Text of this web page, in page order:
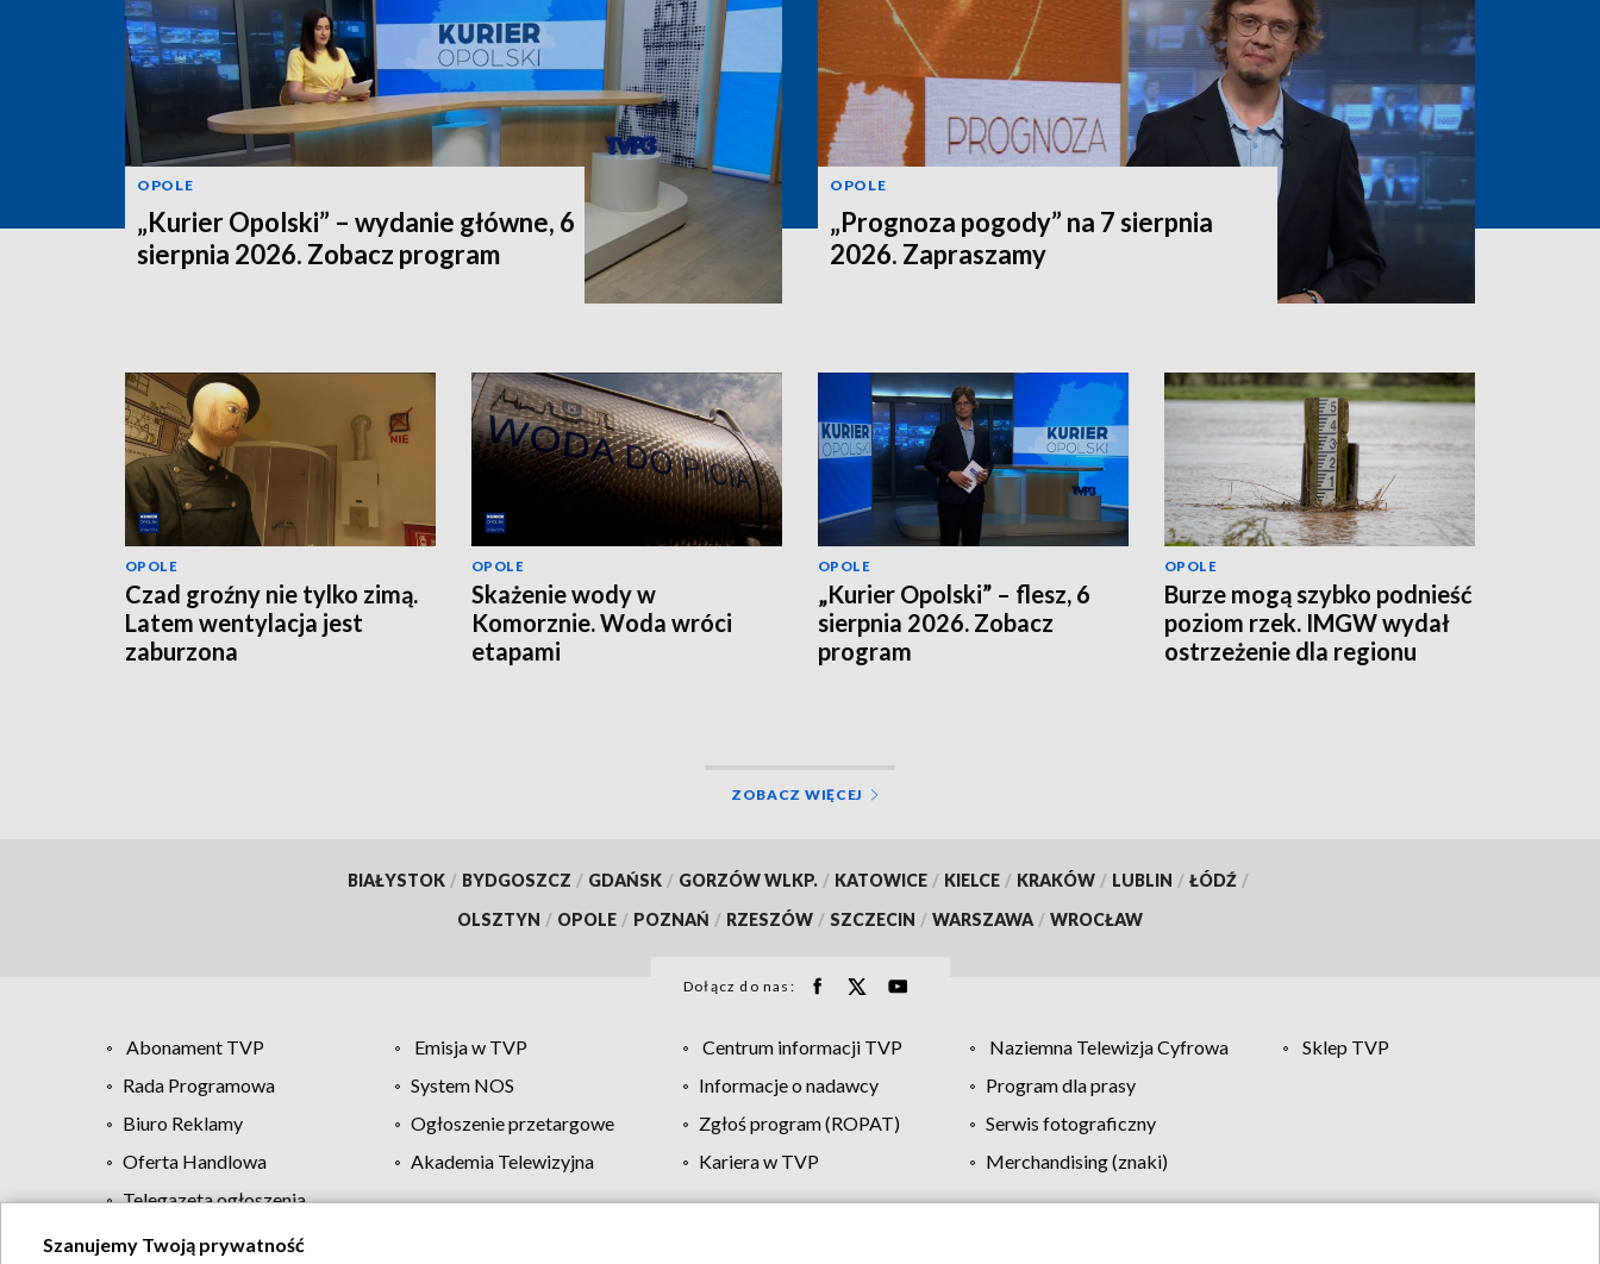
OPOLE
„Kurier Opolski” – wydanie główne, 6
sierpnia 2026. Zobacz program
OPOLE
„Prognoza pogody” na 7 sierpnia
2026. Zapraszamy
OPOLE
Czad groźny nie tylko zimą.
Latem wentylacja jest
zaburzona
OPOLE
Skażenie wody w
Komorznie. Woda wróci
etapami
OPOLE
„Kurier Opolski” – flesz, 6
sierpnia 2026. Zobacz
program
OPOLE
Burze mogą szybko podnieść
poziom rzek. IMGW wydał
ostrzeżenie dla regionu
ZOBACZ WIĘCEJ
BIAŁYSTOK / BYDGOSZCZ / GDAŃSK / GORZÓW WLKP. / KATOWICE / KIELCE / KRAKÓW / LUBLIN / ŁÓDŹ /
OLSZTYN / OPOLE / POZNAŃ / RZESZÓW / SZCZECIN / WARSZAWA / WROCŁAW
Dołącz do nas:
Abonament TVP Emisja w TVP Centrum informacji TVP Naziemna Telewizja Cyfrowa
Sklep TVP
Rada Programowa
System NOS Informacje o nadawcy
Program dla prasy
Biuro Reklamy
Ogłoszenie przetargowe Zgłoś program (ROPAT)
Serwis fotograficzny
Oferta Handlowa
Akademia Telewizyjna Kariera w TVP
Merchandising (znaki)
Telegazeta ogłoszenia
Szanujemy Twoją prywatność